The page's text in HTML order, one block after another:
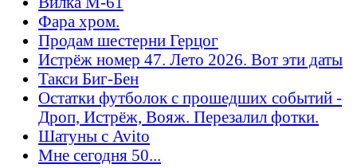
Фара хром.
Продам шестерни Герцог
Истрёж номер 47. Лето 2026. Вот эти даты
Такси Биг-Бен
Остатки футболок с прошедших событий -
Дроп, Истрёж, Вояж. Перезалил фотки.
Шатуны с Avito
Мне сегодня 50...